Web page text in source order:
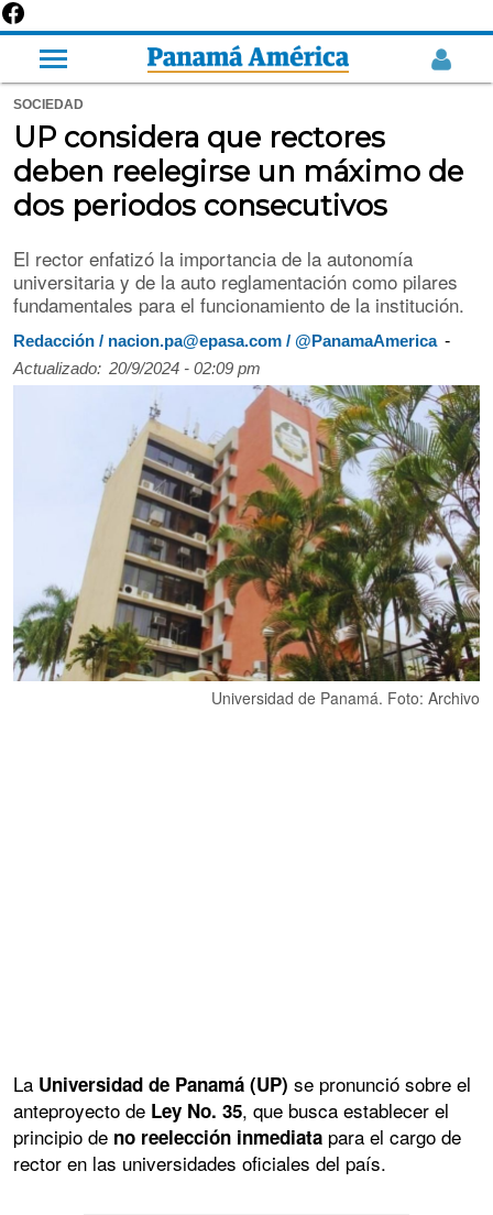
SOCIEDAD
UP considera que rectores
deben reelegirse un máximo de
dos periodos consecutivos
El rector enfatizó la importancia de la autonomía
universitaria y de la auto reglamentación como pilares
fundamentales para el funcionamiento de la institución.
Redacción / nacion.pa@epasa.com / @PanamaAmerica -
Actualizado: 20/9/2024 - 02:09 pm
Universidad de Panamá. Foto: Archivo
La Universidad de Panamá (UP) se pronunció sobre el
anteproyecto de Ley No. 35, que busca establecer el
principio de no reelección inmediata para el cargo de
rector en las universidades oficiales del país.